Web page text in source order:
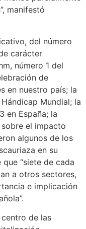
manifestó
del número
carácter
número 1 del
de
en nuestro país; la
Mundial; la
en España; la
el impacto
algunos de los
en su
“siete de cada
a otros sectores,
e implicación
de las